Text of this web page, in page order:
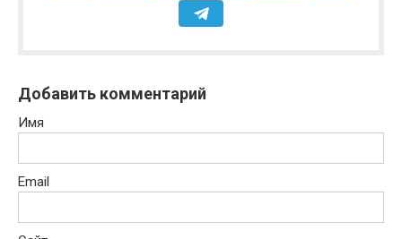
Добавить комментарий
Имя
Email